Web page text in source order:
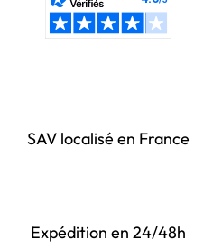
SAV localisé en France
Expédition en 24/48h